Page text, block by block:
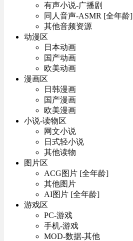
有声小说-广播剧
同人音声-ASMR [全年龄]
其他音频资源
动漫区
日本动画
国产动画
欧美动画
漫画区
日韩漫画
国产漫画
欧美漫画
小说-读物区
网文小说
日式轻小说
其他读物
图片区
ACG图片 [全年龄]
其他图片
AI图片 [全年龄]
游戏区
PC-游戏
手机-游戏
MOD-数据-其他